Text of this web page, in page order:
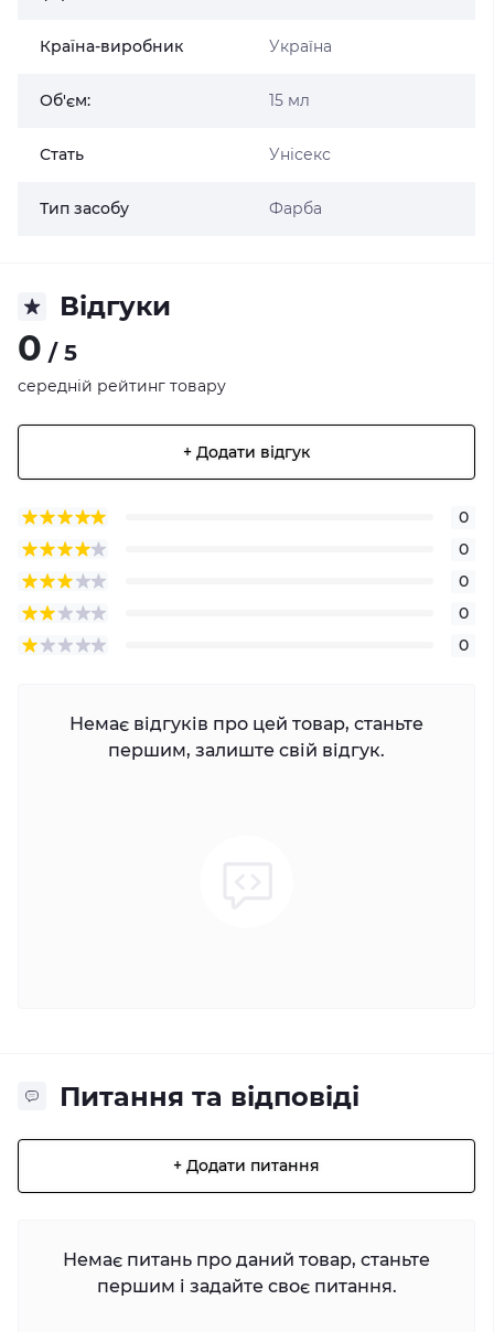
Країна-виробник Україна
Об'єм: 15 мл
Стать Унісекс
Тип засобу Фарба
Відгуки
0 / 5
середній рейтинг товару
+ Додати відгук
0
0
0
0
0
Немає відгуків про цей товар, станьте
першим, залиште свій відгук.
Питання та відповіді
+ Додати питання
Немає питань про даний товар, станьте
першим і задайте своє питання.